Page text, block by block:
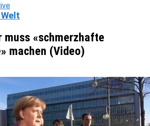
muss «schmerzhafte
machen (Video)